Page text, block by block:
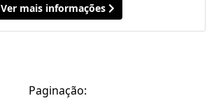
Ver mais informações
Paginação: